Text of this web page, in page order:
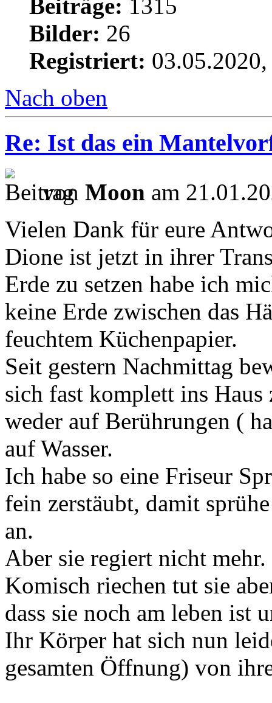
Beiträge: 1315
Bilder: 26
Registriert:
Nach oben
Re: Ist das ein
von Moon am
Vielen Dank für eure
Dione ist jetzt in ihrer
Erde zu setzen habe ich
keine Erde zwischen das
feuchtem Küchenpapier.
Seit gestern Nachmittag
sich fast komplett ins
weder auf Berührungen (
auf Wasser.
Ich habe so eine Friseur
fein zerstäubt, damit
an.
Aber sie regiert nicht mehr.
Komisch riechen tut sie
dass sie noch am leben ist
Ihr Körper hat sich nun
gesamten Öffnung) von